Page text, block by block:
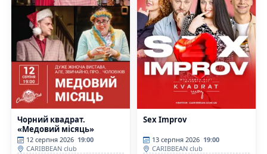
Чорний квадрат.
«Медовий місяць»
12 серпня 2026 19:00
CARIBBEAN club
Sex Improv
13 серпня 2026 19:00
CARIBBEAN club